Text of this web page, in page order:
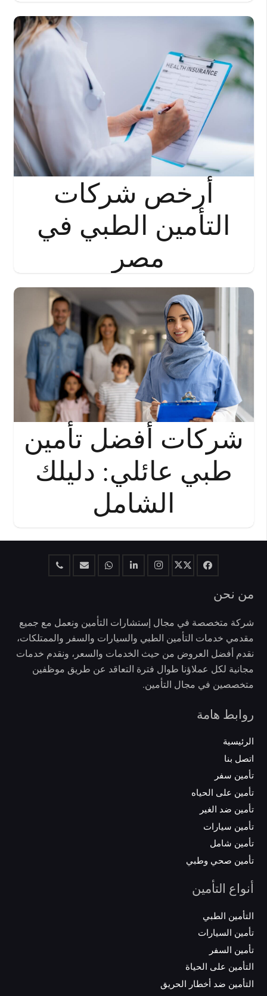
أرخص شركات
التأمين الطبي في
مصر
شركات أفضل تأمين
طبي عائلي: دليلك
الشامل
من نحن
شركة متخصصة في مجال إستشارات التأمين ونعمل مع جميع
مقدمي خدمات التأمين الطبي والسيارات والسفر والممتلكات،
نقدم أفضل العروض من حيث الخدمات والسعر، ونقدم خدمات
مجانية لكل عملاؤنا طوال فترة التعاقد عن طريق موظفين
متخصصين في مجال التأمين.
روابط هامة
الرئيسية
اتصل بنا
تأمين سفر
تأمين على الحياه
تأمين ضد الغير
تأمين سيارات
تأمين شامل
تأمين صحي وطبي
أنواع التأمين
التأمين الطبي
تأمين السيارات
تأمين السفر
التأمين على الحياة
التأمين ضد أخطار الحريق